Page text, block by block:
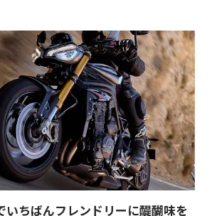
いちばんフレンドリーに醍醐味を